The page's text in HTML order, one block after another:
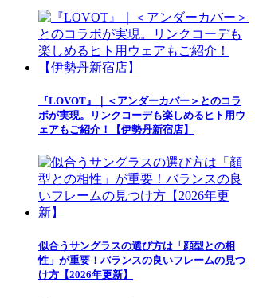
『LOVOT』｜＜アンダーカバー＞とのコラ
ボが実現。リンクコーデも楽しめるヒト用ウ
ェアもご紹介！【伊勢丹新宿店】
似合うサングラスの選び方は「顔型との相
性」が重要！バランスの良いフレームの見つ
け方【2026年更新】